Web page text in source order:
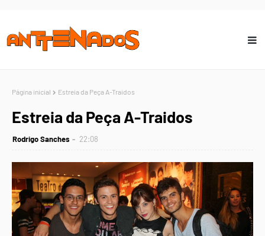
Página inicial Estreia da Peça A-Traidos
Estreia da Peça A-Traidos
Rodrigo Sanches 22:08